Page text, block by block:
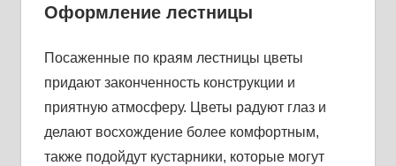
Оформление лестницы
Посаженные по краям лестницы цветы
придают законченность конструкции и
приятную атмосферу. Цветы радуют глаз и
делают восхождение более комфортным,
также подойдут кустарники, которые могут